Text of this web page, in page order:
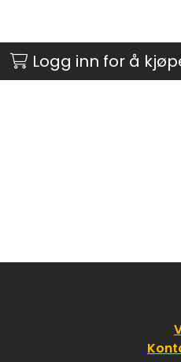
Logg inn for å